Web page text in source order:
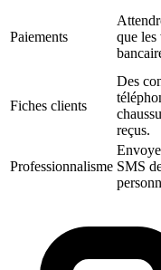
Paiements
que les
Fiches clients
Des
reçus.
Professionnalisme SMS